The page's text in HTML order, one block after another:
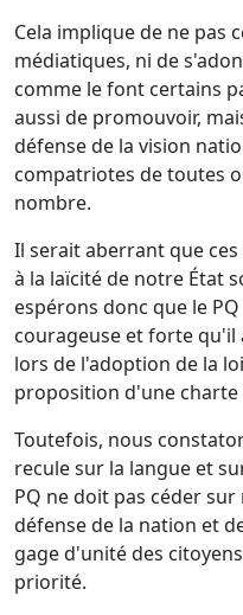
Cela implique de ne pas
médiatiques, ni de
comme le font certains
aussi de promouvoir,
défense de la vision
compatriotes de toutes
nombre.
Il serait aberrant que
à la laïcité de notre État
espérons donc que le
courageuse et forte
lors de l'adoption de la
proposition d'une charte
Toutefois, nous
recule sur la langue et
PQ ne doit pas céder
défense de la nation et
gage d'unité des
priorité.